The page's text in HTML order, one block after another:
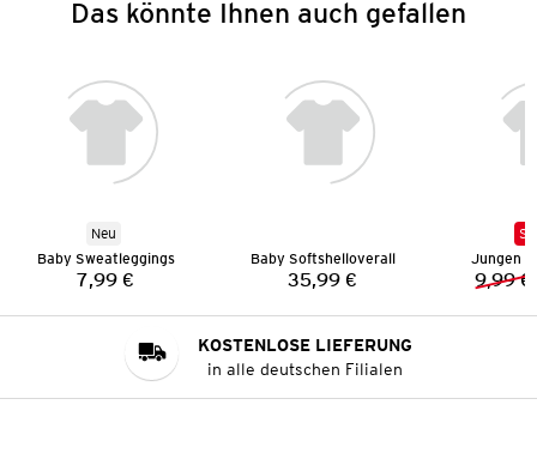
Das könnte Ihnen auch gefallen
Neu
Baby Sweatleggings
Preis:
7,99 €
Baby Softshelloverall
Preis:
35,99 €
Jungen
9,99 €
KOSTENLOSE LIEFERUNG
in alle deutschen Filialen